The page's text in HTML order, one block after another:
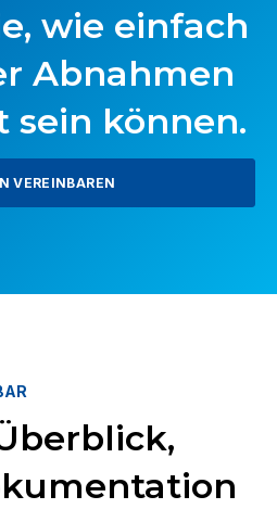
wie einfach
Abnahmen
sein können.
VEREINBAREN